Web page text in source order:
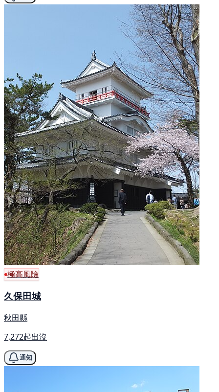
極高風險
久保田城
秋田縣
7,272起出沒
通知